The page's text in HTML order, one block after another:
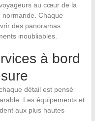
au cœur de la
Chaque
des panoramas
inoubliables.
à bord
détail est pensé
Les équipements et
aux plus hautes